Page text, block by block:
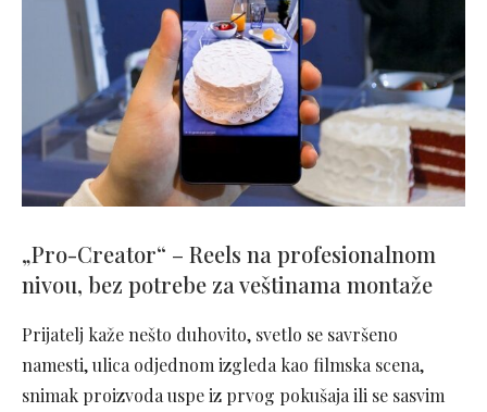
„Pro-Creator“ – Reels na profesionalnom
nivou, bez potrebe za veštinama montaže
Prijatelj kaže nešto duhovito, svetlo se savršeno
namesti, ulica odjednom izgleda kao filmska scena,
snimak proizvoda uspe iz prvog pokušaja ili se sasvim